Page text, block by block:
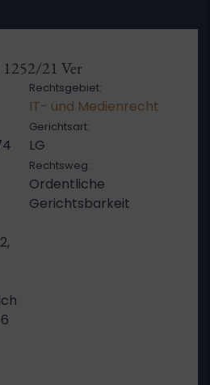
21 Ver
Rechtsgebiet:
IT- und Medienrecht
Gerichtsart:
LG
Rechtsweg:
Ordentliche
Gerichtsbarkeit